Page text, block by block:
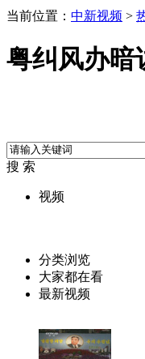
当前位置： 中新视频 >
粤纠风办暗
搜 索
视频
分类浏览
大家都在看
最新视频